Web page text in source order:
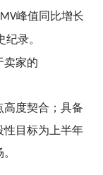
峰值同比增长
录。
卖家的
高度契合；具备
性目标为上半年